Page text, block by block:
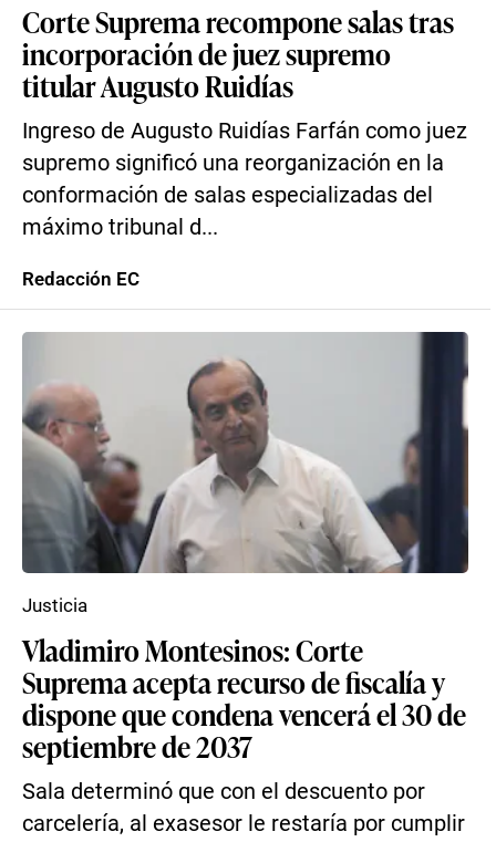
Corte Suprema recompone salas tras
incorporación de juez supremo
titular Augusto Ruidías
Ingreso de Augusto Ruidías Farfán como juez
supremo significó una reorganización en la
conformación de salas especializadas del
máximo tribunal d...
Redacción EC
Vladimiro Montesinos: Corte
Suprema acepta recurso de fiscalía y
dispone que condena vencerá el 30 de
septiembre de 2037
Sala determinó que con el descuento por
carcelería, al exasesor le restaría por cumplir
Justicia